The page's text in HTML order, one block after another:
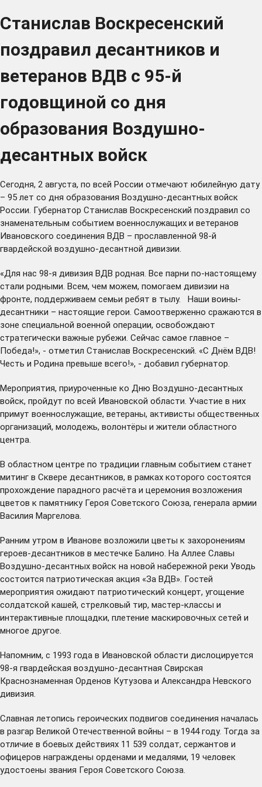
Станислав Воскресенский
поздравил десантников и
ветеранов ВДВ с 95-й
годовщиной со дня
образования Воздушно-
десантных войск
Сегодня, 2 августа, по всей России отмечают юбилейную дату
– 95 лет со дня образования Воздушно-десантных войск
России. Губернатор Станислав Воскресенский поздравил со
знаменательным событием военнослужащих и ветеранов
Ивановского соединения ВДВ – прославленной 98-й
гвардейской воздушно-десантной дивизии.
«Для нас 98-я дивизия ВДВ родная. Все парни по-настоящему
стали родными. Всем, чем можем, помогаем дивизии на
фронте, поддерживаем семьи ребят в тылу. Наши воины-
десантники – настоящие герои. Самоотверженно сражаются в
зоне специальной военной операции, освобождают
стратегически важные рубежи. Сейчас самое главное –
Победа!», - отметил Станислав Воскресенский. «С Днём ВДВ!
Честь и Родина превыше всего!», - добавил губернатор.
Мероприятия, приуроченные ко Дню Воздушно-десантных
войск, пройдут по всей Ивановской области. Участие в них
примут военнослужащие, ветераны, активисты общественных
организаций, молодежь, волонтёры и жители областного
центра.
В областном центре по традиции главным событием станет
митинг в Сквере десантников, в рамках которого состоятся
прохождение парадного расчёта и церемония возложения
цветов к памятнику Героя Советского Союза, генерала армии
Василия Маргелова.
Ранним утром в Иванове возложили цветы к захоронениям
героев-десантников в местечке Балино. На Аллее Славы
Воздушно-десантных войск на новой набережной реки Уводь
состоится патриотическая акция «За ВДВ». Гостей
мероприятия ожидают патриотический концерт, угощение
солдатской кашей, стрелковый тир, мастер-классы и
интерактивные площадки, плетение маскировочных сетей и
многое другое.
Напомним, с 1993 года в Ивановской области дислоцируется
98-я гвардейская воздушно-десантная Свирская
Краснознаменная Орденов Кутузова и Александра Невского
дивизия.
Славная летопись героических подвигов соединения началась
в разгар Великой Отечественной войны – в 1944 году. Тогда за
отличие в боевых действиях 11 539 солдат, сержантов и
офицеров награждены орденами и медалями, 19 человек
удостоены звания Героя Советского Союза.